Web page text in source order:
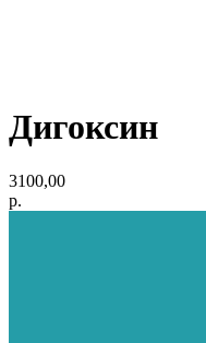
Дигоксин
3100,00
р.